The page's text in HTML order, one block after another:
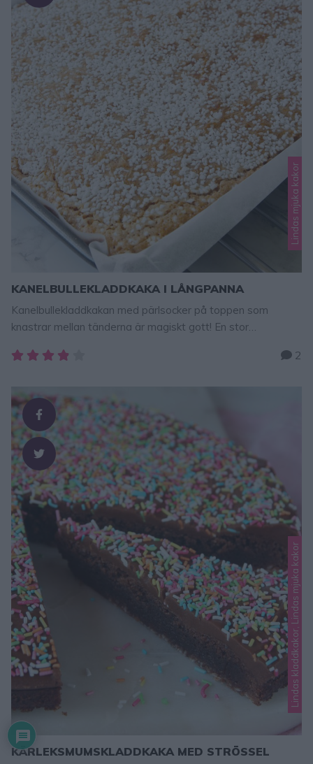
Lindas mjuka kakor
KANELBULLEKLADDKAKA I LÅNGPANNA
Kanelbullekladdkakan med pärlsocker på toppen som
knastrar mellan tänderna är magiskt gott! En stor
fotbollsavslutning var det flera av barnen som sade att det
KANELBULLEKLADDKAKA 20–24 bitar 400 g smör 6 dl
strösocker 1 msk vaniljsocker 1 msk kanel 1 krm salt 5 dl
vetemjöl 6 …
2
Lindas kladdkakor, Lindas mjuka kakor
KÄRLEKSMUMSKLADDKAKA MED STRÖSSEL